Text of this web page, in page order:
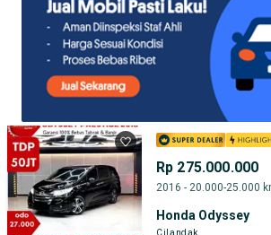
Rp 275.000.000
2016 - 20.000-25.000
Honda Odyssey
Cilandak